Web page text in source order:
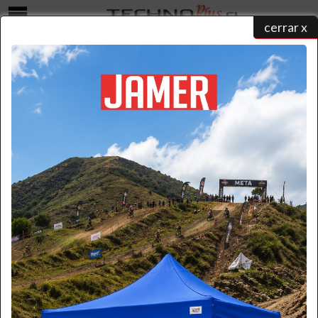
cerrar x
PISO ESCALERA
/catálogo de productos/escaleras de aluminio / piso escalera
Página: 1 2 >
MAGNA
PISO ESCALERA PLEGABLE 2P FUERTE